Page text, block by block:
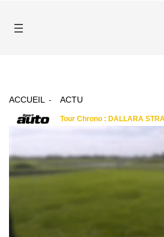
ACCUEIL ACTU